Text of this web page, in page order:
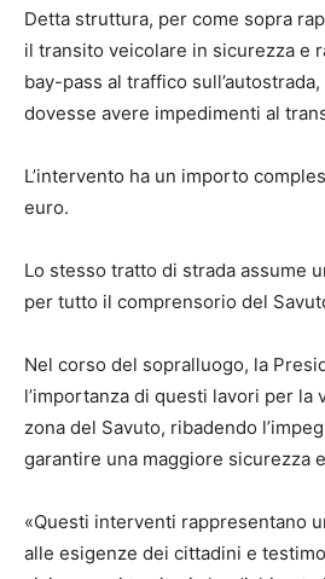
Detta struttura, per come sopra
il transito veicolare in sicurezza e
bay-pass al traffico
dovesse avere impedimenti al
L’intervento ha un importo
euro.
Lo stesso tratto di strada assume
per tutto il comprensorio del
Nel corso del sopralluogo, la
l’importanza di questi lavori per la
zona del Savuto, ribadendo
garantire una maggiore sicurezza
«Questi interventi rappresentano
alle esigenze dei cittadini e